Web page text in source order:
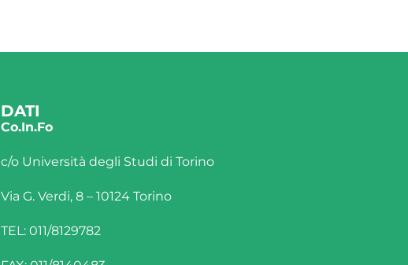
DATI
Co.In.Fo
c/o Università degli Studi di Torino
Via G. Verdi, 8 – 10124 Torino
TEL: 011/8129782